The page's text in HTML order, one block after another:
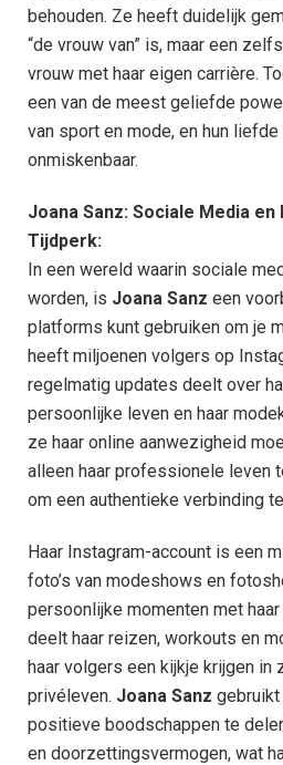
behouden. Ze heeft duidelijk
“de vrouw van” is, maar een
vrouw met haar eigen carrière.
een van de meest geliefde
van sport en mode, en hun
onmiskenbaar.
Joana Sanz: Sociale Media
Tijdperk:
In een wereld waarin sociale
worden, is Joana Sanz een
platforms kunt gebruiken om je
heeft miljoenen volgers op
regelmatig updates deelt over
persoonlijke leven en haar
ze haar online aanwezigheid
alleen haar professionele leven
om een authentieke verbinding
Haar Instagram-account is een
foto’s van modeshows en
persoonlijke momenten met
deelt haar reizen, workouts en
haar volgers een kijkje krijgen in
privéleven. Joana Sanz
positieve boodschappen te
en doorzettingsvermogen, wat